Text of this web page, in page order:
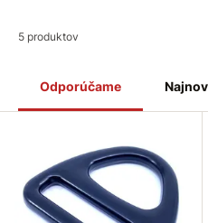
Odporúčame
5 produktov